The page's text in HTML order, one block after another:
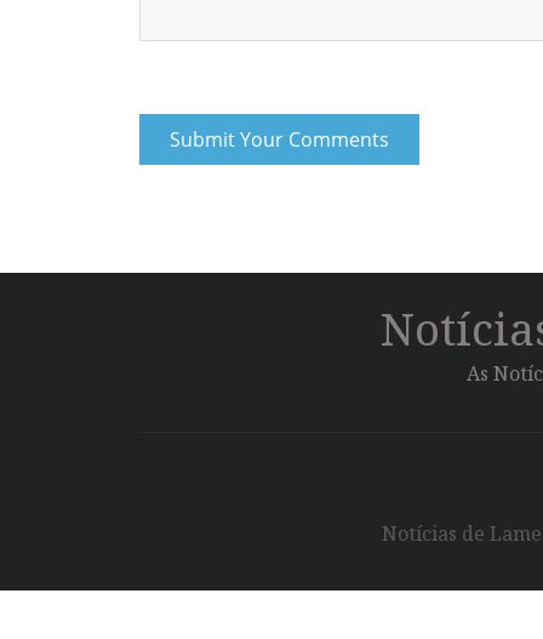
As
Notícias de